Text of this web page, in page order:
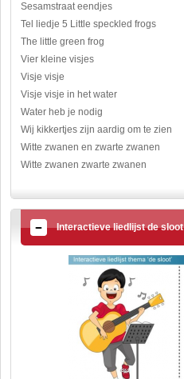
Sesamstraat eendjes
Tel liedje 5 Little speckled frogs
The little green frog
Vier kleine visjes
Visje visje
Visje visje in het water
Water heb je nodig
Wij kikkertjes zijn aardig om te zien
Witte zwanen en zwarte zwanen
Witte zwanen zwarte zwanen
Interactieve liedlijst de sloot